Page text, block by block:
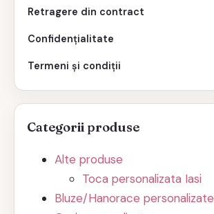
Retragere din contract
Confidențialitate
Termeni și condiții
Categorii produse
Alte produse
Toca personalizata Iasi
Bluze/Hanorace personalizate